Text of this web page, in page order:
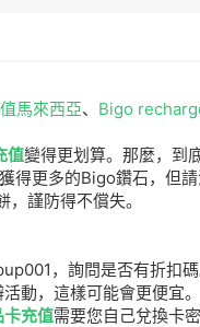
馬來西亞、 Bigo
值變得更划算。那麼，到
得更多的Bigo鑽石，但
謹防得不償失。
，詢問是否有折扣
動，這樣可能會更便宜。
卡充值需要您自己兌換卡